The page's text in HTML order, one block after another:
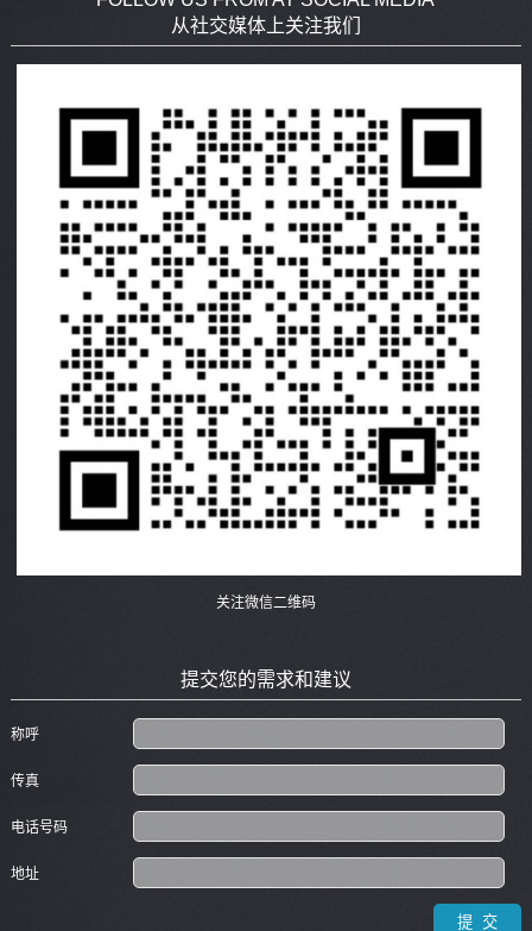
从社交媒体上关注我们
关注微信二维码
提交您的需求和建议
称呼
传真
电话号码
地址